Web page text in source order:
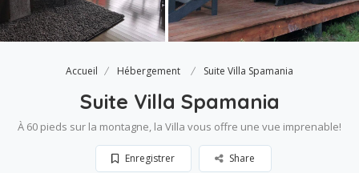
Accueil Hébergement Suite Villa Spamania
Suite Villa Spamania
À 60 pieds sur la montagne, la Villa vous offre une vue imprenable!
Enregistrer Share